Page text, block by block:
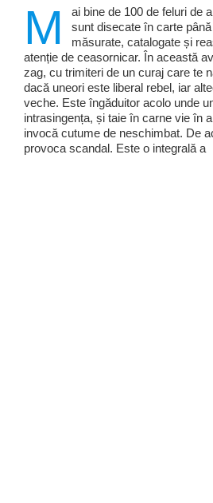
M
ai bine de 100 de feluri de
sunt disecate în carte
măsurate, catalogate și
atenție de ceasornicar. În această
zag, cu trimiteri de un curaj care te
dacă uneori este liberal rebel, iar
veche. Este îngăduitor acolo unde
intrasingența, și taie în carne vie în
invocă cutume de neschimbat. De
provoca scandal. Este o integrală a